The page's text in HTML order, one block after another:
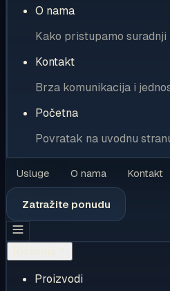
O nama
Kako pristupamo
Kontakt
Brza komunikacija i
Početna
Povratak na uvodnu
Usluge O nama Kontakt
Zatražite ponudu
Proizvodi